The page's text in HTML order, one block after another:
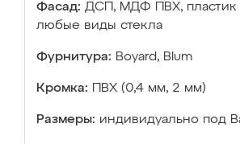
Фасад: ДСП, МДФ ПВХ, пластик
любые виды стекла
Фурнитура: Boyard, Blum
Кромка: ПВХ (0,4 мм, 2 мм)
Размеры: индивидуально под